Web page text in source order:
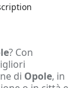
? Con
di Opole, in